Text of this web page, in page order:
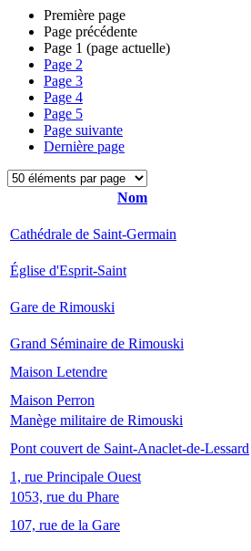
Première page
Page précédente
Page 1 (page actuelle)
Page 2
Page 3
Page 4
Page 5
Page suivante
Dernière page
Nom
Cathédrale de Saint-Germain
Église d'Esprit-Saint
Gare de Rimouski
Grand Séminaire de Rimouski
Maison Letendre
Maison Perron
Manège militaire de Rimouski
Pont couvert de Saint-Anaclet-de-Lessard
1, rue Principale Ouest
1053, rue du Phare
107, rue de la Gare